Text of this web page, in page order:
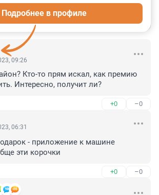
Подробнее в профиле
09:26
Кто-то прям искал, как премию
Интересно, получит ли?
+0 –0
06:31
- приложение к машине
эти корочки
+0 –0